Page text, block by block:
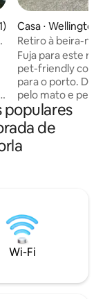
avaliação média de
Casa ⋅ Wellington
Retiro à beira-
estrelas e para
estimação
Fuja para este
pet-friendly com
para o porto.
pelo mato e pela
de distância, sem
animais de
ao ar livre
companheiros
o céu noturno
terraço. A
aeroporto, a 15 da
da praia, é a
de
Wi-Fi